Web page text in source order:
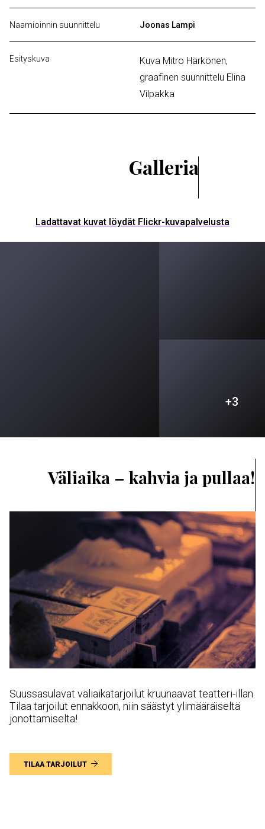
Naamioinnin suunnittelu Joonas Lampi
Esityskuva
Kuva Mitro Härkönen,
graafinen suunnittelu Elina
Vilpakka
Galleria
Ladattavat kuvat löydät Flickr-kuvapalvelusta
+3
Väliaika – kahvia ja pullaa!
Suussasulavat väliaikatarjoilut kruunaavat teatteri-illan.
Tilaa tarjoilut ennakkoon, niin säästyt ylimääräiseltä
jonottamiselta!
TILAA TARJOILUT